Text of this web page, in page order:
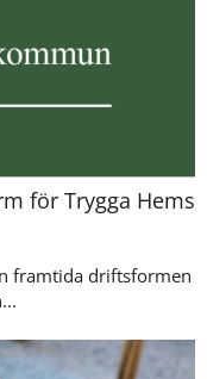
för Trygga Hems
framtida driftsformen